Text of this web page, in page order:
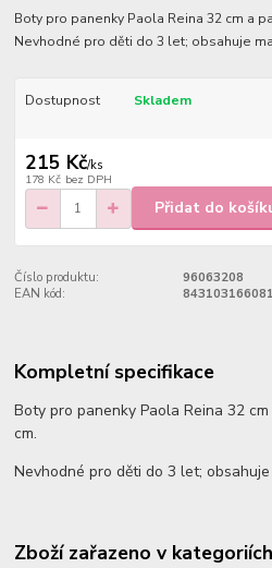
Boty pro panenky Paola Reina 32 cm a
Nevhodné pro děti do 3 let; obsahuje
Dostupnost Skladem
215 Kč/ks
178 Kč bez DPH
Přidat do
Číslo produktu:
96063208
EAN kód:
Kompletní specifikace
Boty pro panenky Paola Reina 32
cm.
Nevhodné pro děti do 3 let;
Zboží zařazeno v kategoriích